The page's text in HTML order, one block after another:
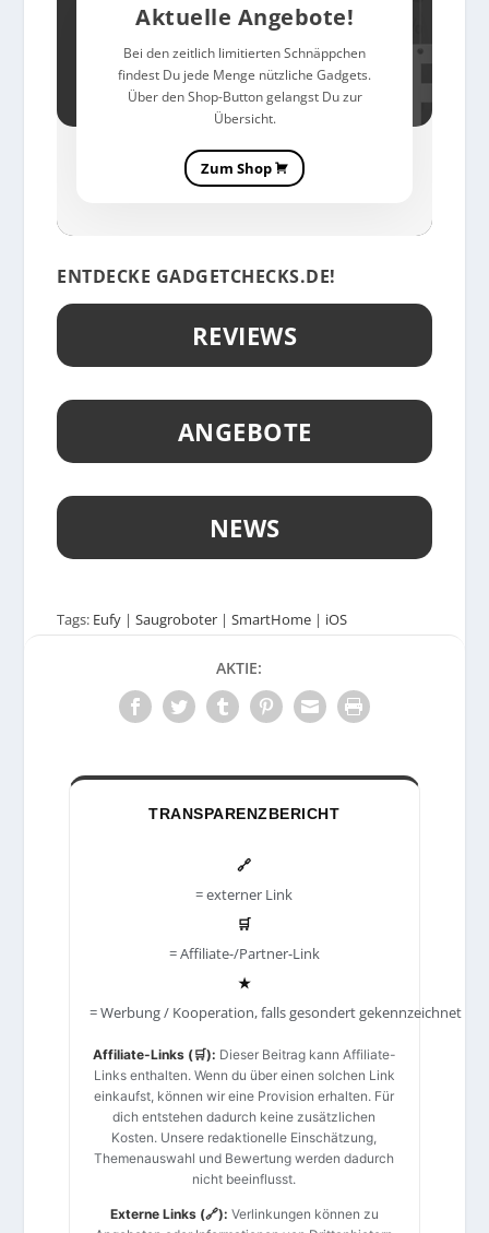
Aktuelle Angebote!
Bei den zeitlich limitierten Schnäppchen
findest Du jede Menge nützliche Gadgets.
Über den Shop-Button gelangst Du zur
Übersicht.
Zum Shop
ENTDECKE GADGETCHECKS.DE!
REVIEWS
ANGEBOTE
NEWS
Tags: Eufy |Saugroboter |SmartHome | iOS
AKTIE:
TRANSPARENZBERICHT
🔗
= externer Link
🛒
= Affiliate-/Partner-Link
★
= Werbung / Kooperation, falls gesondert gekennzeichnet
Affiliate-Links (🛒): Dieser Beitrag kann Affiliate-
Links enthalten. Wenn du über einen solchen Link
einkaufst, können wir eine Provision erhalten. Für
dich entstehen dadurch keine zusätzlichen
Kosten. Unsere redaktionelle Einschätzung,
Themenauswahl und Bewertung werden dadurch
nicht beeinflusst.
Externe Links (🔗): Verlinkungen können zu